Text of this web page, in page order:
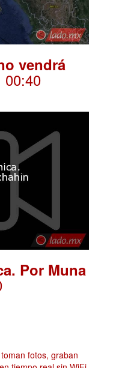
vendrá
00:40
Por Muna